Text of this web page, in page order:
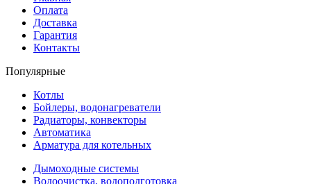
Оплата
Доставка
Гарантия
Контакты
Популярные
Котлы
Бойлеры, водонагреватели
Радиаторы, конвекторы
Автоматика
Арматура для котельных
Дымоходные системы
Водоочистка, водоподготовка